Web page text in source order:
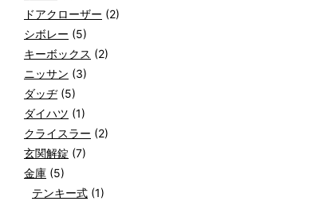
ドアクローザー (2)
シボレー (5)
キーボックス (2)
ニッサン (3)
ダッヂ(5)
ダイハツ (1)
クライスラー (2)
玄関解錠 (7)
金庫 (5)
テンキー式 (1)